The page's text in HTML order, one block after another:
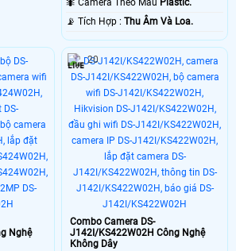
🐜 Camera Theo Mẫu Plastic.
️📡 Tích Hợp :Thu Âm Và Loa.
Combo Camera DS-
J142I/KS422W02H Công Nghệ
Không Dây
20